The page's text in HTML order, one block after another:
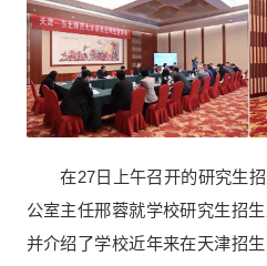
在27日上午召开的研究生招
公室主任邢蓉就学校研究生招
并介绍了学校近年来在天津招